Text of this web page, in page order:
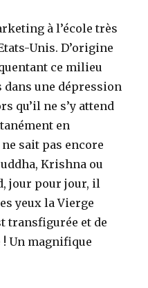
à l’école très
Unis. D’origine
ce milieu
une dépression
qu’il ne s’y attend
en
sait pas encore
Krishna ou
jour pour jour, il
yeux la Vierge
transfigurée et de
Un magnifique